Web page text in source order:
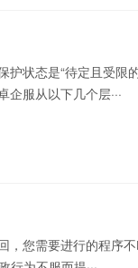
状态是“待定且受限
服从以下几个层···
您需要进行的程序不